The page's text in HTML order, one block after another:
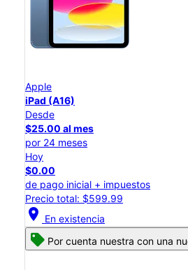
Apple
iPad (A16)
Desde
$25.00 al mes
por 24 meses
Hoy
$0.00
de pago inicial + impuestos
Precio total: $599.99
location_on En existencia
Por cuenta nuestra con una